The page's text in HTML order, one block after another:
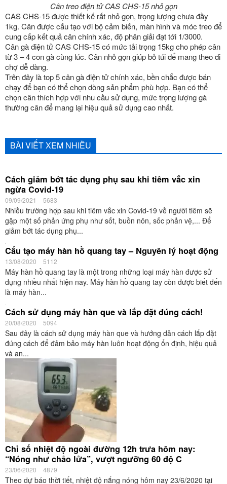
Cân treo điện tử CAS CHS-15 nhỏ gọn
CAS CHS-15 được thiết kế rất nhỏ gọn, trọng lượng chưa đầy
1kg. Cân được cấu tạo với bộ cảm biến, màn hình và móc treo để
cung cấp kết quả cân chính xác, độ phân giải đạt tới 1/3000.
Cân gà điện tử CAS CHS-15 có mức tải trọng 15kg cho phép cân
từ 3 – 4 con gà cùng lúc. Cân nhỏ gọn giúp bỏ túi để mang theo đi
chợ dễ dàng.
Trên đây là top 5 cân gà điện tử chính xác, bền chắc được bán
chạy để bạn có thể chọn dòng sản phẩm phù hợp. Bạn có thể
chọn cân thích hợp với nhu cầu sử dụng, mức trọng lượng gà
thường cân để mang lại hiệu quả sử dụng cao nhất.
BÀI VIẾT XEM NHIỀU
Cách giảm bớt tác dụng phụ sau khi tiêm vắc xin
ngừa Covid-19
09/09/2021 5683
Nhiều trường hợp sau khi tiêm vắc xin Covid-19 về người tiêm sẽ
gặp một số phản ứng phụ như sốt, buồn nôn, sốc phản vệ,... Để
giảm bớt tác dụng phụ...
Cấu tạo máy hàn hồ quang tay – Nguyên lý hoạt động
13/08/2020 5112
Máy hàn hồ quang tay là một trong những loại máy hàn được sử
dụng nhiều nhất hiện nay. Máy hàn hồ quang tay còn được biết đến
là máy hàn...
Cách sử dụng máy hàn que và lắp đặt đúng cách!
20/08/2020 5094